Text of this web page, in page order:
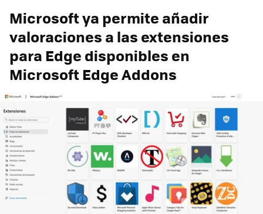
Microsoft ya permite añadir
valoraciones a las extensiones
para Edge disponibles en
Microsoft Edge Addons